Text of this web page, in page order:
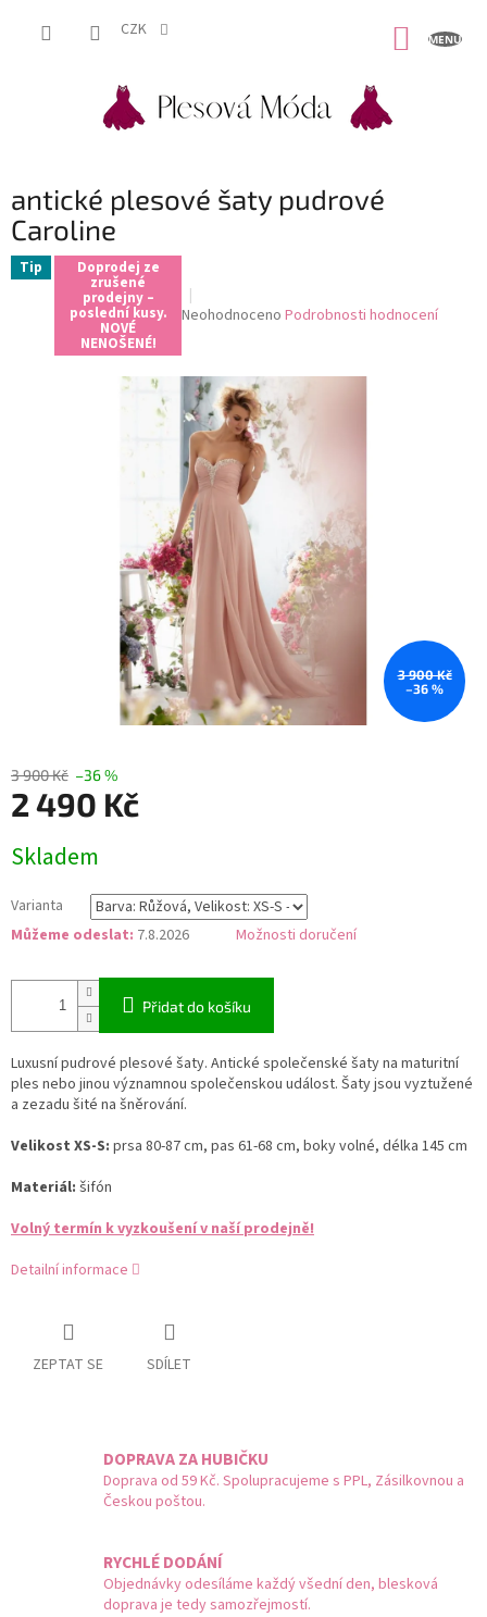
CZK
antické plesové šaty pudrové
Caroline
Tip Doprodej ze
zrušené
prodejny –
poslední kusy.
NOVÉ
NENOŠENÉ!
Průměrné
je
0,0
z
5
hvězdiček.
Neohodnoceno Podrobnosti hodnocení
3 900 Kč
–36 %
3 900 Kč –36 %
2 490 Kč
cena:
Skladem
Varianta
Můžeme odeslat: 7.8.2026 Možnosti doručení
Přidat do košíku
Luxusní pudrové plesové šaty. Antické společenské šaty na maturitní
ples nebo jinou významnou společenskou událost. Šaty jsou vyztužené
a zezadu šité na šněrování.
Velikost XS-S: prsa 80-87 cm, pas 61-68 cm, boky volné, délka 145 cm
Materiál: šifón
Volný termín k vyzkoušení v naší prodejně!
Detailní informace
ZEPTAT SE SDÍLET
DOPRAVA ZA HUBIČKU
Doprava od 59 Kč. Spolupracujeme s PPL, Zásilkovnou a
Českou poštou.
RYCHLÉ DODÁNÍ
Objednávky odesíláme každý všední den, blesková
doprava je tedy samozřejmostí.